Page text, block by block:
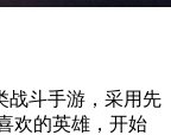
战斗手游，采用先
欢的英雄，开始